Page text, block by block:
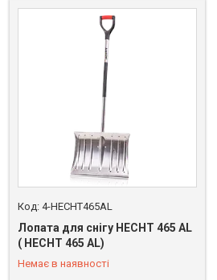
4-HECHT465AL
Лопата для снігу HECHT 465 AL
( HECHT 465 AL)
Немає в наявності
+380 (67) 669-92-15